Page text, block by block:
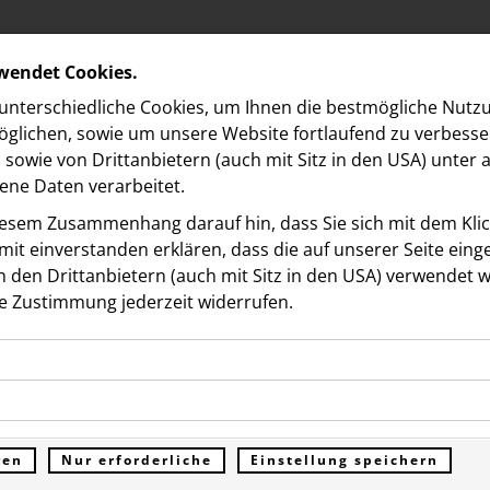
beim
SCS Run – Erstmals
Cookies.
Cookies, um Ihnen die best­mögliche
sowie um unsere Website fortlaufend zu
von Drittanbietern (auch mit Sitz in den USA) unter
Daten verarbeitet.
Zusammenhang darauf hin, dass Sie sich mit dem
ein­ver­standen erklären, dass die auf unserer Seite
den Drittanbietern (auch mit Sitz in den USA) verwendet
Zustimmung jederzeit widerrufen.
ermöglichen grundlegende Funktionen und sind für
der Website erforderlich. Diese Cookies
Daten und werden an keine Dritten übermittelt.
erfassen Informationen anonym. Diese Informationen
unsere Besucher unsere Website nutzen.
Nur erforderliche Einstellung speichern